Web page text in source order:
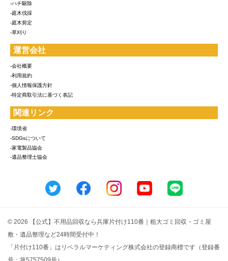
-ハチ駆除
-庭木伐採
-庭木剪定
-草刈り
運営会社
-会社概要
-利用規約
-個人情報保護方針
-特定商取引法に基づく表記
関連リンク
-環境省
-SDGsについて
-家電製品協会
-遺品整理士協会
© 2026 【公式】不用品回収なら兵庫片付け110番｜粗大ゴミ回収・ゴミ屋
敷・遺品整理など24時間受付中！
「片付け110番」はリベラルマーケティング株式会社の登録商標です（登録番